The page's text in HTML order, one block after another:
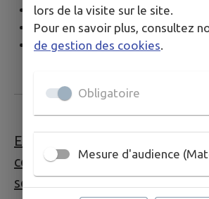
Carte identité
Justificatif de domicile de
Compléter la reconnaissance
En principe, les pièces d’état
copies intégrales) sont
soit leur date de délivrance.
lors de la visite sur le site.
Pour en savoir plus, consultez
de gestion des cookies
Obligatoire
Mesure d'audience